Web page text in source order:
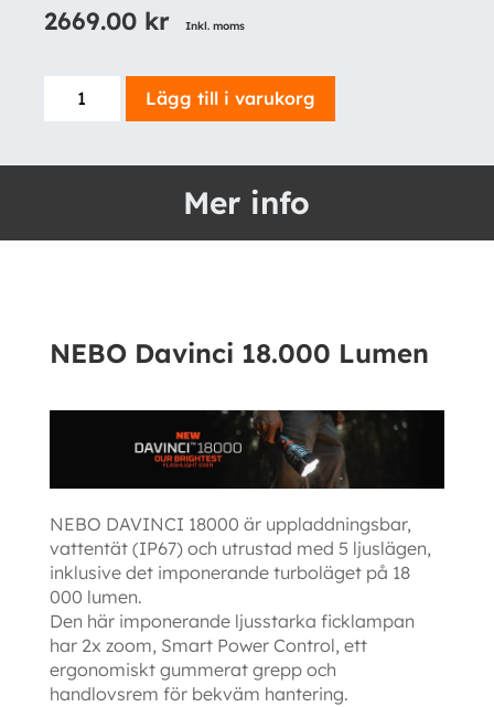
2669.00 kr Inkl. moms
NEBO
Lägg till i varukorg
Mer info
NEBO Davinci 18.000 Lumen
NEBO DAVINCI 18000 är uppladdningsbar,
vattentät (IP67) och utrustad med 5 ljuslägen,
inklusive det imponerande turboläget på 18
000 lumen.
Den här imponerande ljusstarka ficklampan
har 2x zoom, Smart Power Control, ett
ergonomiskt gummerat grepp och
handlovsrem för bekväm hantering.